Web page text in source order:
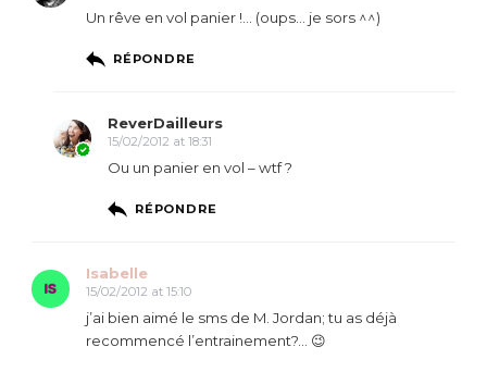
Un rêve en vol panier !… (oups… je sors ^^)
RÉPONDRE
ReverDailleurs
15/02/2012 at 18:31
Ou un panier en vol – wtf ?
RÉPONDRE
Isabelle
15/02/2012 at 15:10
j’ai bien aimé le sms de M. Jordan; tu as déjà
recommencé l’entrainement?… 😉